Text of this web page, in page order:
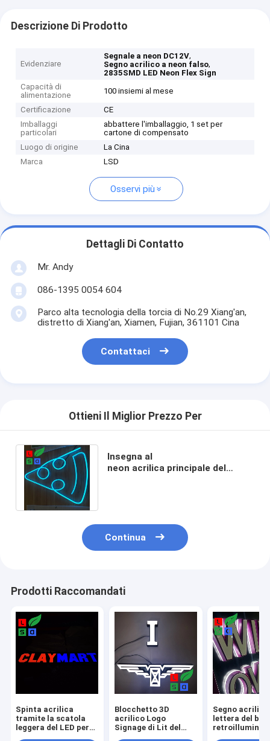
Descrizione Di Prodotto
Evidenziare
Segnale a neon DC12V,
Segno acrilico a neon falso,
2835SMD LED Neon Flex Sign
Capacità di
alimentazione
100 insiemi al mese
Certificazione
CE
Imballaggi
particolari
abbattere l'imballaggio, 1 set per
cartone di compensato
Luogo di origine
La Cina
Marca
LSD
Osservi più
Dettagli Di Contatto
Mr. Andy
086-1395 0054 604
Parco alta tecnologia della torcia di No.29 Xiang'an,
distretto di Xiang'an, Xiamen, Fujian, 361101 Cina
Contattaci
Ottieni Il Miglior Prezzo Per
Insegna al
neon acrilica principale del
Continua
Prodotti Raccomandati
Spinta acrilica
tramite la scatola
leggera del LED per
Blocchetto 3D
acrilico Logo
Signage di Lit del
Segno
lettera del